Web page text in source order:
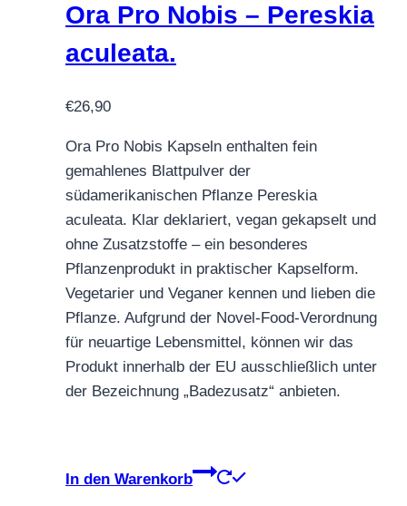
Ora Pro Nobis – Pereskia
aculeata.
€26,90
Ora Pro Nobis Kapseln enthalten fein
gemahlenes Blattpulver der
südamerikanischen Pflanze Pereskia
aculeata. Klar deklariert, vegan gekapselt und
ohne Zusatzstoffe – ein besonderes
Pflanzenprodukt in praktischer Kapselform.
Vegetarier und Veganer kennen und lieben die
Pflanze. Aufgrund der Novel-Food-Verordnung
für neuartige Lebensmittel, können wir das
Produkt innerhalb der EU ausschließlich unter
der Bezeichnung „Badezusatz“ anbieten.
In den Warenkorb